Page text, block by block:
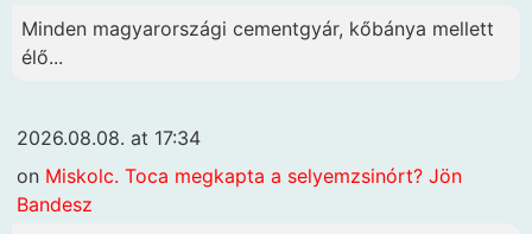
Minden magyarországi cementgyár, kőbánya mellett
élő...
2026.08.08. at 17:34
on Miskolc. Toca megkapta a selyemzsinórt? Jön
Bandesz